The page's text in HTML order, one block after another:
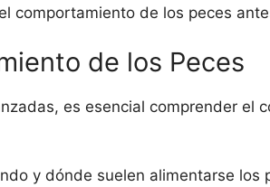
comportamiento de los peces
de los Peces
es esencial comprender el
y dónde suelen alimentarse